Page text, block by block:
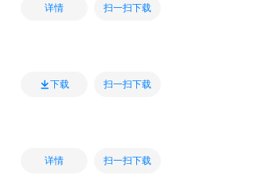
详情 扫一扫下载
下载 扫一扫下载
详情 扫一扫下载